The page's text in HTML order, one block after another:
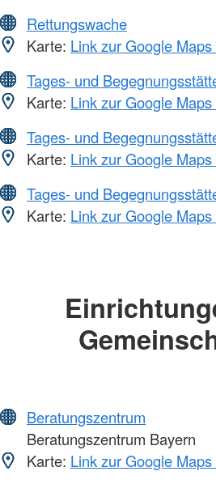
Rettungswache
Karte: Link zur Google
Tages- und
Karte: Link zur Google
Tages- und
Karte: Link zur Google
Tages- und
Karte: Link zur Google
Beratungszentrum
Beratungszentrum Bayern
Karte: Link zur Google